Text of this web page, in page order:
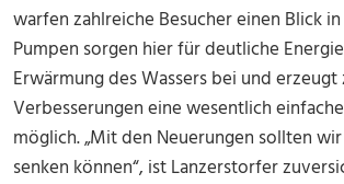
warfen zahlreiche Besucher einen Blick
Pumpen sorgen hier für deutliche
Erwärmung des Wassers bei und
Verbesserungen eine wesentlich
möglich. „Mit den Neuerungen sollten
senken können“, ist Lanzerstorfer